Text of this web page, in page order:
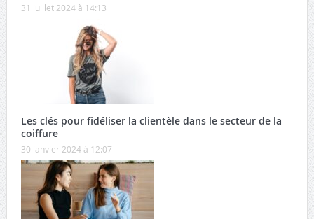
31 juillet 2024 à 14:13
Les clés pour fidéliser la clientèle dans le secteur de la
coiffure
30 janvier 2024 à 12:07